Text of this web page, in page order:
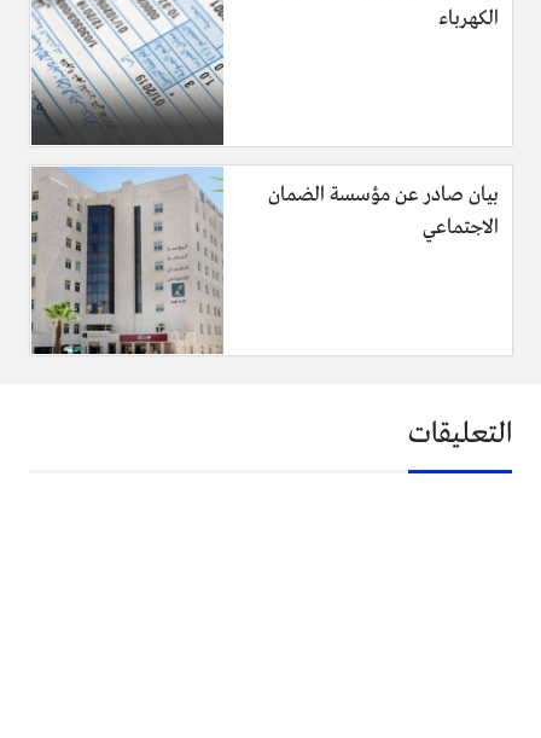
الكهرباء
بيان صادر عن مؤسسة الضمان
الاجتماعي
التعليقات